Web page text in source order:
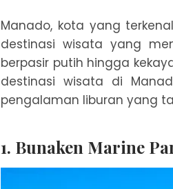
Manado, kota yang
destinasi wisata yang
berpasir putih hingga
destinasi wisata di
pengalaman liburan yang
1. Bunaken Marine